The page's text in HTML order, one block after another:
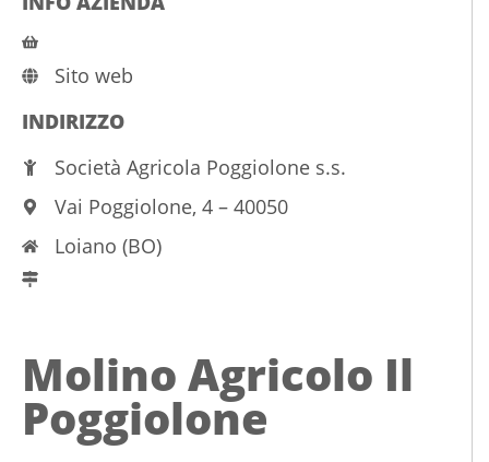
Sito web
INDIRIZZO
Società Agricola Poggiolone s.s.
Vai Poggiolone, 4 – 40050
Loiano (BO)
Molino Agricolo Il
Poggiolone